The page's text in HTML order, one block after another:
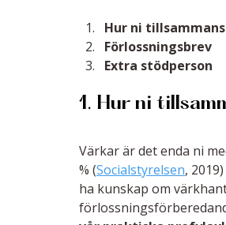
Hur ni
Förlossningsbrev
Extra stödperson
1. Hur ni
Värkar är det enda ni
% (Socialstyrelsen,
ha kunskap om